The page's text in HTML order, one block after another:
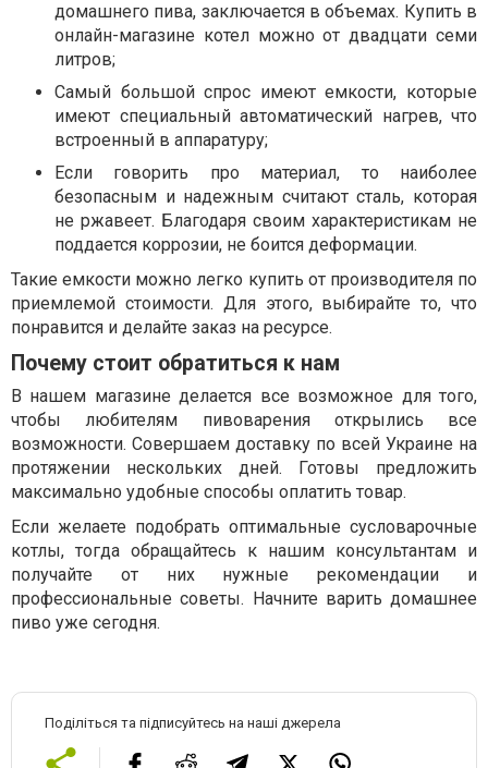
домашнего пива, заключается в объемах. Купить в
онлайн-магазине котел можно от двадцати семи
литров;
Самый большой спрос имеют емкости, которые
имеют специальный автоматический нагрев, что
встроенный в аппаратуру;
Если говорить про материал, то наиболее
безопасным и надежным считают сталь, которая
не ржавеет. Благодаря своим характеристикам не
поддается коррозии, не боится деформации.
Такие емкости можно легко купить от производителя по
приемлемой стоимости. Для этого, выбирайте то, что
понравится и делайте заказ на ресурсе.
Почему стоит обратиться к нам
В нашем магазине делается все возможное для того,
чтобы любителям пивоварения открылись все
возможности. Совершаем доставку по всей Украине на
протяжении нескольких дней. Готовы предложить
максимально удобные способы оплатить товар.
Если желаете подобрать оптимальные сусловарочные
котлы, тогда обращайтесь к нашим консультантам и
получайте от них нужные рекомендации и
профессиональные советы. Начните варить домашнее
пиво уже сегодня.
Поділіться та підписуйтесь на наші джерела